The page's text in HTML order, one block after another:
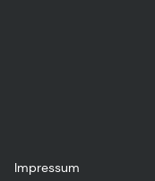
Impressum